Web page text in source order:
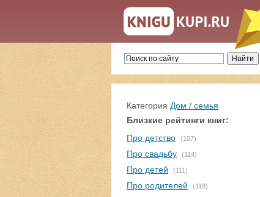
Категория Дом / семья
Близкие рейтинги книг:
Про детство
(107)
Про свадьбу (114)
Про детей (111)
Про родителей (118)